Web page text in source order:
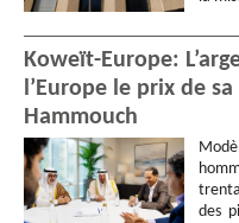
Koweït-Europe:
l’Europe le prix de
Hammouch
des